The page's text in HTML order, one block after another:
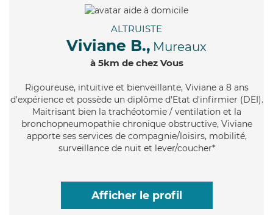
ALTRUISTE
Viviane B., Mureaux
à 5km de chez Vous
Rigoureuse, intuitive et bienveillante, Viviane a 8 ans
d'expérience et possède un diplôme d'Etat d'infirmier (DEI).
Maitrisant bien la trachéotomie / ventilation et la
bronchopneumopathie chronique obstructive, Viviane
apporte ses services de compagnie/loisirs, mobilité,
surveillance de nuit et lever/coucher*
Afficher le profil